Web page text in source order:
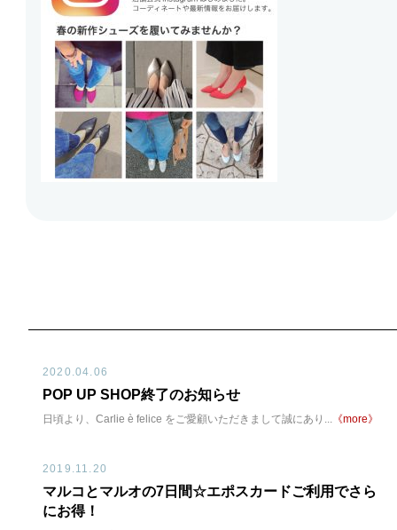
2020.04.06
POP UP SHOP終了のお知らせ
日頃より、Carlie è felice をご愛顧いただきまして誠にあり... 《more》
2019.11.20
マルコとマルオの7日間☆エポスカードご利用でさら
にお得！